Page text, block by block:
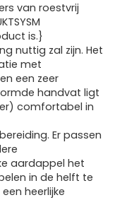
van roestvrij
is.}
nuttig zal zijn. Het
met
een zeer
handvat ligt
comfortabel in
Er passen
aardappel het
in de helft te
heerlijke